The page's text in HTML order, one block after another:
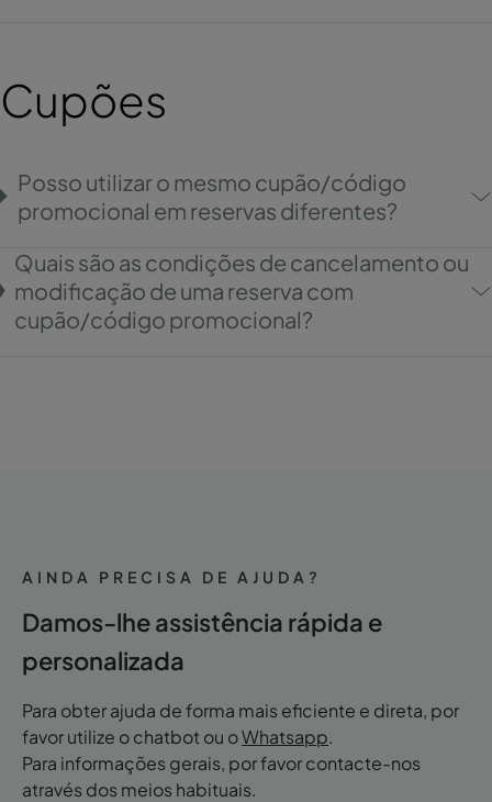
Cupões
Posso utilizar o mesmo cupão/código
promocional em reservas diferentes?
Quais são as condições de cancelamento ou
modificação de uma reserva com
cupão/código promocional?
AINDA PRECISA DE AJUDA?
Damos-lhe assistência rápida e
personalizada
Para obter ajuda de forma mais eficiente e direta, por
favor utilize o chatbot ou oWhatsapp.
Para informações gerais, por favor contacte-nos
através dos meios habituais.